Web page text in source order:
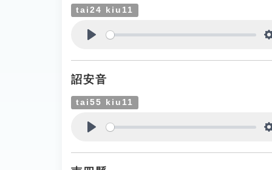
tai24 kiu11
詔安音
tai55 kiu11